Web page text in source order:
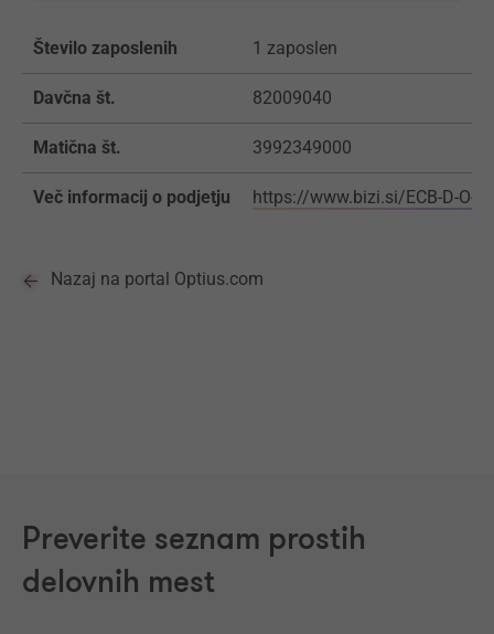
Število zaposlenih 1 zaposlen
Davčna št. 82009040
Matična št. 3992349000
Več informacij o podjetju https://www.bizi.si/ECB-D-O-O
Nazaj na portal Optius.com
Preverite seznam prostih
delovnih mest